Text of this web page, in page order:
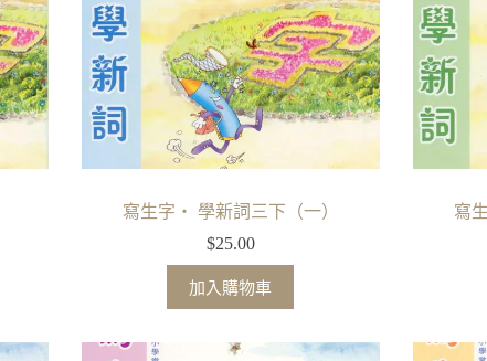
寫生字‧ 學新詞三下（一）
$25.00
加入購物車
寫